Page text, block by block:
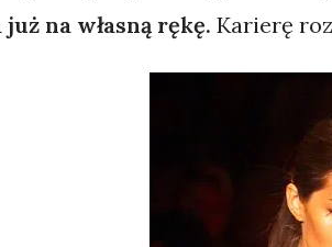
na własną rękę. Karierę